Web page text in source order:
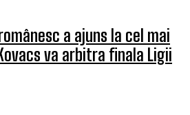
a ajuns la cel mai
va arbitra finala Ligii